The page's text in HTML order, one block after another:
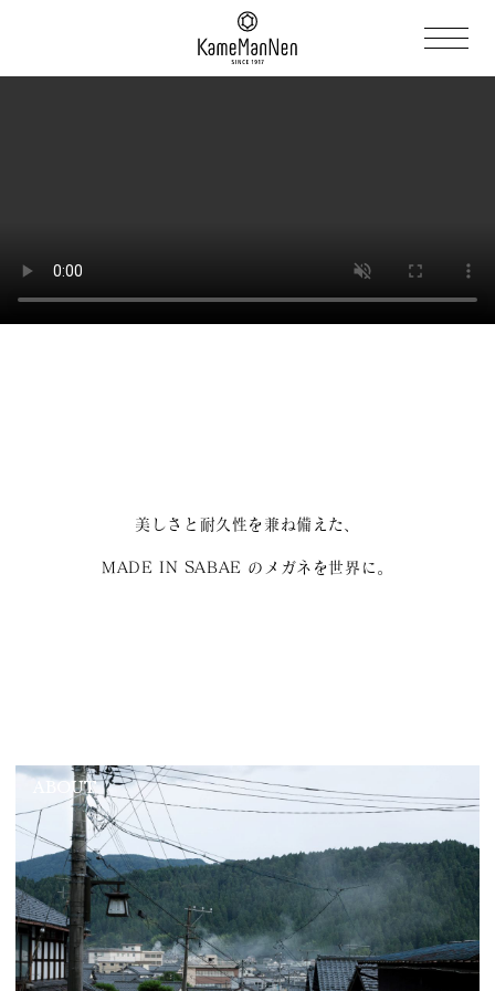
美しさと耐久性を兼ね備えた、
MADE IN SABAE のメガネを世界に。
ABOUT